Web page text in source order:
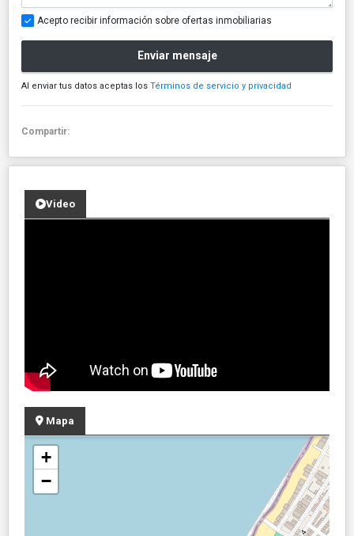
Acepto recibir información sobre ofertas inmobiliarias
Enviar mensaje
Al enviar tus datos aceptas los Términos de servicio y privacidad
Compartir:
Video
Mapa
+
−